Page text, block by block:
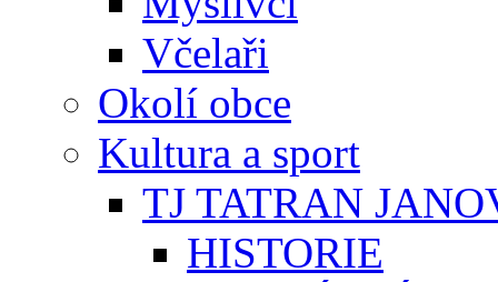
Včelaři
Okolí obce
Kultura a sport
TJ TATRAN
HISTORIE